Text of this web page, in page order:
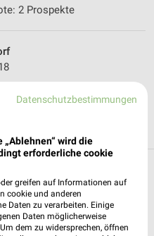
2 Prospekte
❯
Uhr | Geöffnet
Prospekte für
Datenschutzbestimmungen
wird die
erforderliche cookie
greifen auf Informationen auf
cookie und anderen
Daten zu verarbeiten. Einige
Daten möglicherweise
dem zu widersprechen, öffnen